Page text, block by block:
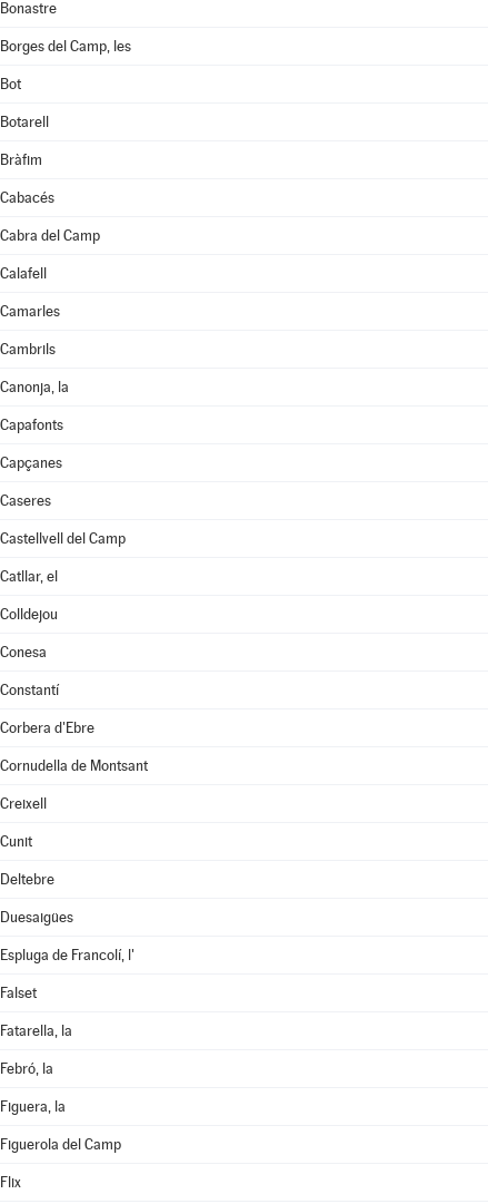
Bonastre
Borges del Camp, les
Bot
Botarell
Bràfim
Cabacés
Cabra del Camp
Calafell
Camarles
Cambrils
Canonja, la
Capafonts
Capçanes
Caseres
Castellvell del Camp
Catllar, el
Colldejou
Conesa
Constantí
Corbera d'Ebre
Cornudella de Montsant
Creixell
Cunit
Deltebre
Duesaigües
Espluga de Francolí, l'
Falset
Fatarella, la
Febró, la
Figuera, la
Figuerola del Camp
Flix